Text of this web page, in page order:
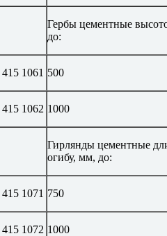
Гербы цементные
до:
415 1061 500
415 1062 1000
Гирлянды цементные
огибу, мм, до:
415 1071 750
415 1072 1000